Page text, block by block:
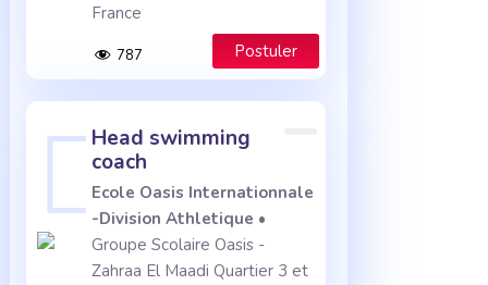
France
787 Postuler
head swimming
coach
Ecole Oasis Internationnale
-Division Athletique •
Groupe Scolaire Oasis -
Zahraa El Maadi Quartier 3 et